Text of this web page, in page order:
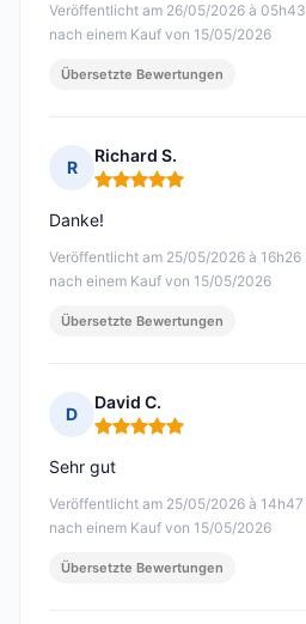
Veröffentlicht am 26/05/2026 à 05h43
nach einem Kauf von 15/05/2026
Übersetzte Bewertungen
R
Richard S.
Hinweis: 5 von 5
Veröffentlicht am 25/05/2026 à 16h26
nach einem Kauf von 15/05/2026
Danke!
Übersetzte Bewertungen
D
David C.
Hinweis: 5 von 5
Veröffentlicht am 25/05/2026 à 14h47
nach einem Kauf von 15/05/2026
Sehr gut
Übersetzte Bewertungen